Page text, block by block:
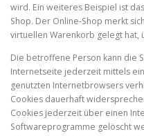
wird. Ein weiteres Beispiel ist
Shop. Der Online-Shop merkt
virtuellen Warenkorb gelegt hat,
Die betroffene Person kann die
Internetseite jederzeit mittels
genutzten Internetbrowsers
Cookies dauerhaft
Cookies jederzeit über einen
Softwareprogramme gelöscht